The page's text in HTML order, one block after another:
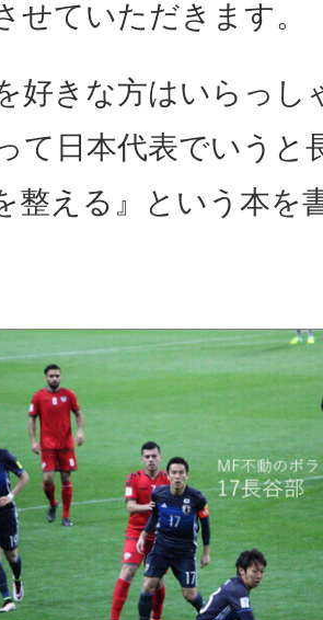
せていただきます。
好きな方はいらっし
て日本代表でいうと
整える』という本を